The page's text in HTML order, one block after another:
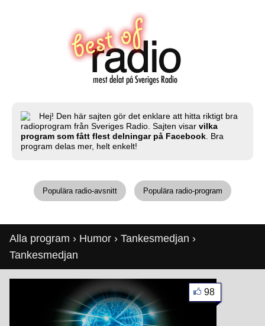
Hej! Den här sajten gör det enklare att hitta riktigt bra
radioprogram från Sveriges Radio. Sajten visar vilka
program som fått flest delningar på Facebook . Bra
program delas mer, helt enkelt!
Populära radio-avsnitt Populära radio-program
Alla program › Humor › Tankesmedjan ›
Tankesmedjan
98